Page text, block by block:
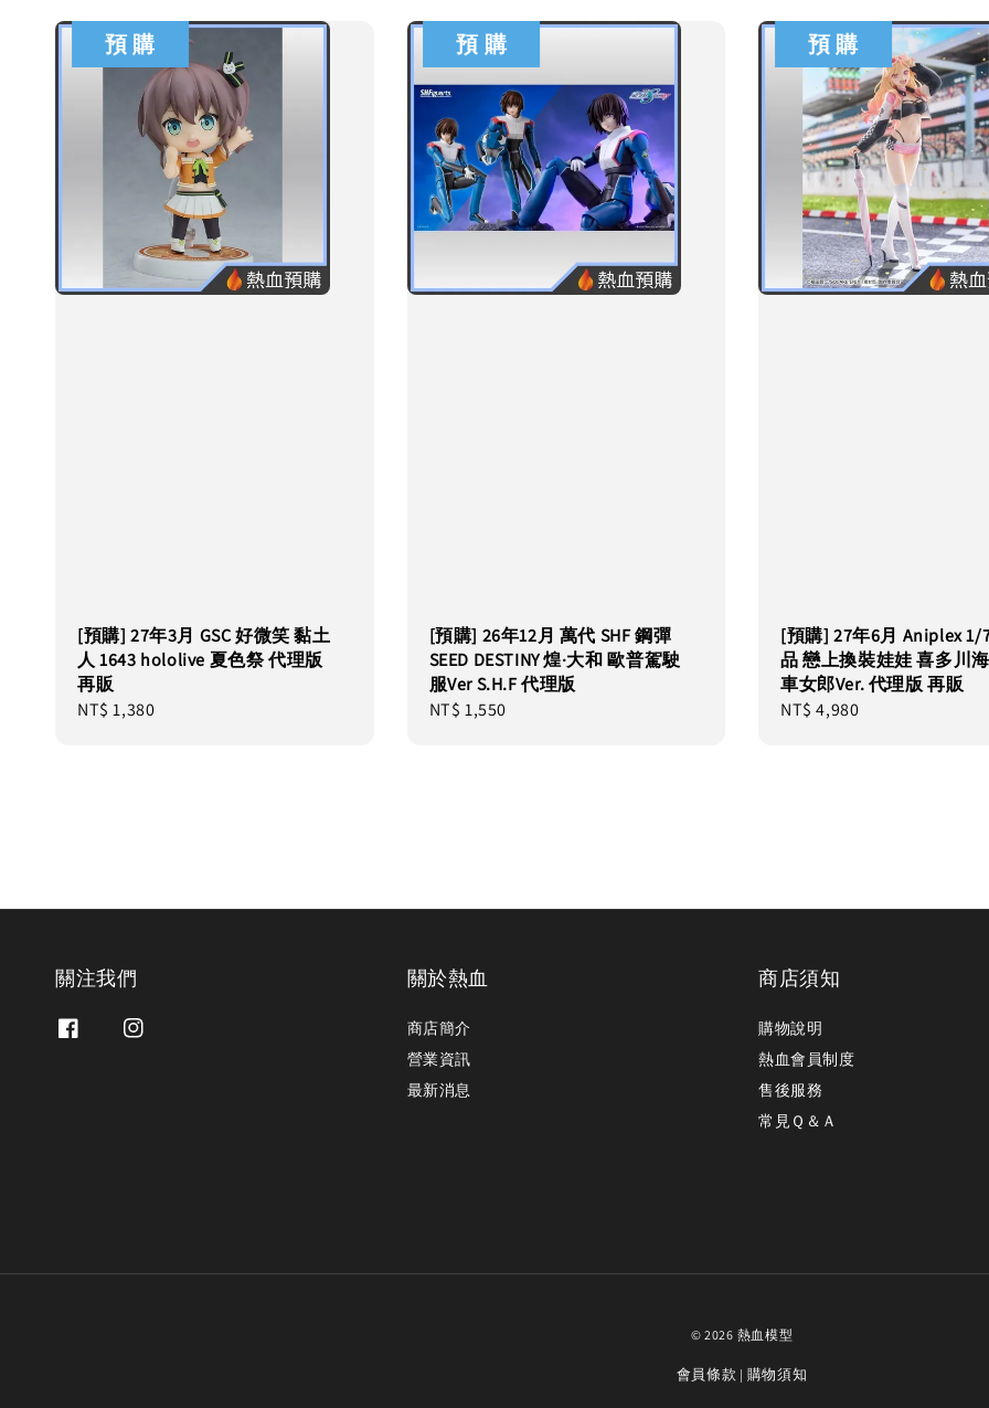
預 購
[預購] 27年3月 GSC 好微笑 黏土
人 1643 hololive 夏色祭 代理版
再販
Regular
NT$ 1,380
預 購
[預購] 26年12月 萬代 SHF 鋼彈
SEED DESTINY 煌·大和 歐普駕駛
服Ver S.H.F 代理版
Regular
NT$ 1,550
預 購
[預購] 27年6月 Aniplex 1/
品 戀上換裝娃娃 喜多川
車女郎Ver. 代理版 再販
Regular
NT$ 4,980
關注我們 關於熱血
商店簡介
營業資訊
最新消息
商店須知
購物說明
熱血會員制度
售後服務
常見Ｑ＆Ａ
© 2026 熱血模型
會員條款 | 購物須知